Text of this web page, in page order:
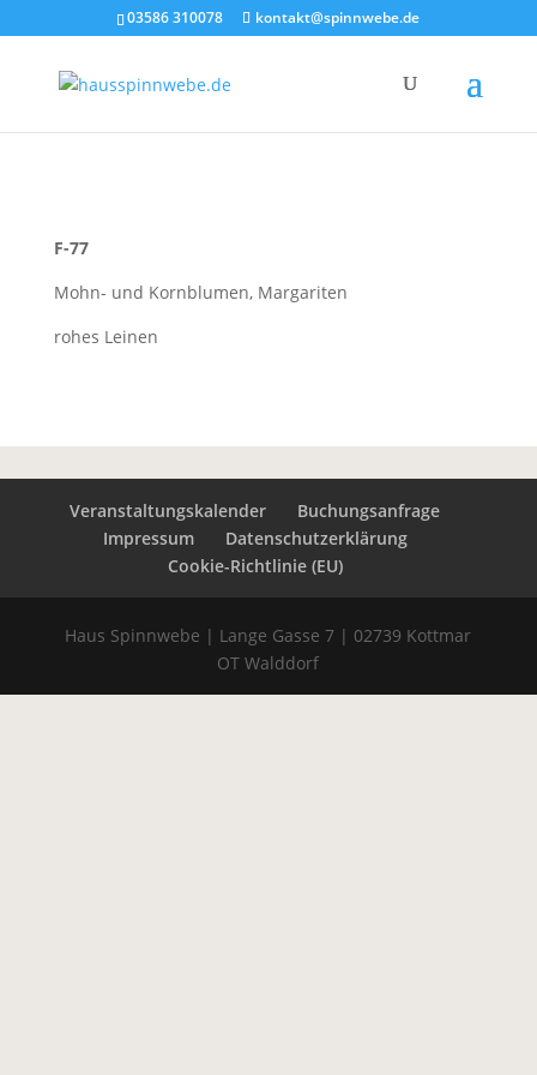
03586 310078 kontakt@spinnwebe.de
F-77
Mohn- und Kornblumen, Margariten
rohes Leinen
Veranstaltungskalender
Buchungsanfrage
Impressum
Datenschutzerklärung
Cookie-Richtlinie (EU)
Haus Spinnwebe | Lange Gasse 7 | 02739 Kottmar
OT Walddorf